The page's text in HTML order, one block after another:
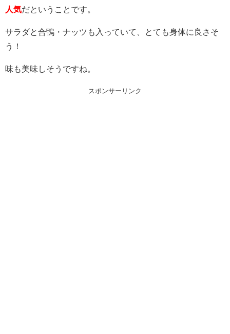
人気だということです。
サラダと合鴨・ナッツも入っていて、とても身体に良さそ
う！
味も美味しそうですね。
スポンサーリンク